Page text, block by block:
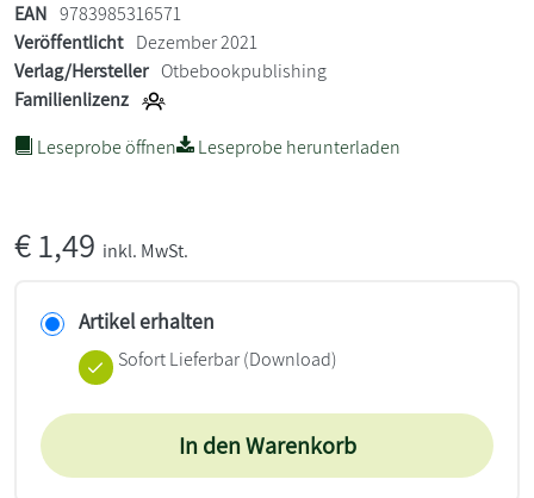
EAN 9783985316571
Veröffentlicht Dezember 2021
Verlag/Hersteller Otbebookpublishing
Familienlizenz
Leseprobe öffnen
Leseprobe herunterladen
€1,49 inkl. MwSt.
Artikel erhalten
Sofort Lieferbar (Download)
In den Warenkorb